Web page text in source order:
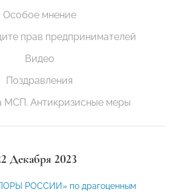
Особое мнение
прав предпринимателей
Видео
Поздравления
МСП. Антикризисные меры
Декабря 2023
РОССИИ» по драгоценным